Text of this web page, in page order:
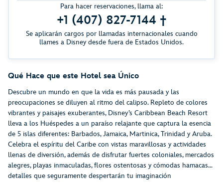
Para hacer reservaciones, llama al:
+1 (407) 827-7144 †
Se aplicarán cargos por llamadas internacionales cuando
llames a Disney desde fuera de Estados Unidos.
Qué Hace que este Hotel sea Único
Descubre un mundo en que la vida es más pausada y las
preocupaciones se diluyen al ritmo del calipso. Repleto de colores
vibrantes y paisajes exuberantes, Disney’s Caribbean Beach Resort
lleva a los Huéspedes a un paraíso relajante que captura la esencia
de 5 islas diferentes: Barbados, Jamaica, Martinica, Trinidad y Aruba.
Celebra el espíritu del Caribe con vistas maravillosas y actividades
llenas de diversión, además de disfrutar fuertes coloniales, mercados
alegres, playas inmaculadas, flores ostentosas y cómodas hamacas…
detalles que seguramente despertarán tu imaginación